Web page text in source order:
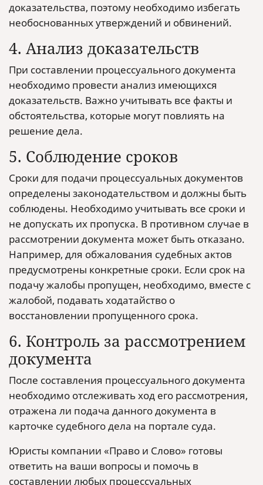
доказательства, поэтому необходимо избегать
необоснованных утверждений и обвинений.
4. Анализ доказательств
При составлении процессуального документа
необходимо провести анализ имеющихся
доказательств. Важно учитывать все факты и
обстоятельства, которые могут повлиять на
решение дела.
5. Соблюдение сроков
Сроки для подачи процессуальных документов
определены законодательством и должны быть
соблюдены. Необходимо учитывать все сроки и
не допускать их пропуска. В противном случае в
рассмотрении документа может быть отказано.
Например, для обжалования судебных актов
предусмотрены конкретные сроки. Если срок на
подачу жалобы пропущен, необходимо, вместе с
жалобой, подавать ходатайство о
восстановлении пропущенного срока.
6. Контроль за рассмотрением
документа
После составления процессуального документа
необходимо отслеживать ход его рассмотрения,
отражена ли подача данного документа в
карточке судебного дела на портале суда.
Юристы компании «Право и Слово» готовы
ответить на ваши вопросы и помочь в
составлении любых процессуальных